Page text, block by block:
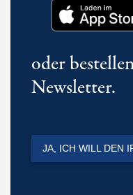
oder
Newsletter.
JA, ICH WILL DEN